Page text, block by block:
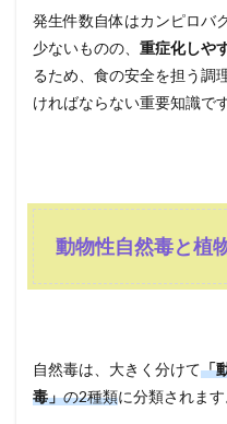
発生件数自体はカンピロバ
少ないものの、 重症化しや
るため、食の安全を担う調
ければならない重要知識です
動物性自然毒と植
自然毒は、大きく分けて「
毒」の2種類に分類されます